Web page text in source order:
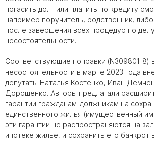
погасить долг или платить по кредиту
например поручитель, родственник,
после завершения всех процедур по
несостоятельности.
Соответствующие поправки (N309801-8)
несостоятельности в марте 2023 года
депутаты Наталья Костенко, Иван
Дорошенко. Авторы предлагали
гарантии гражданам-должникам на
единственного жилья (имущественный
эти гарантии не распространяются на
ипотеке жилье, и сохранить его банкрот